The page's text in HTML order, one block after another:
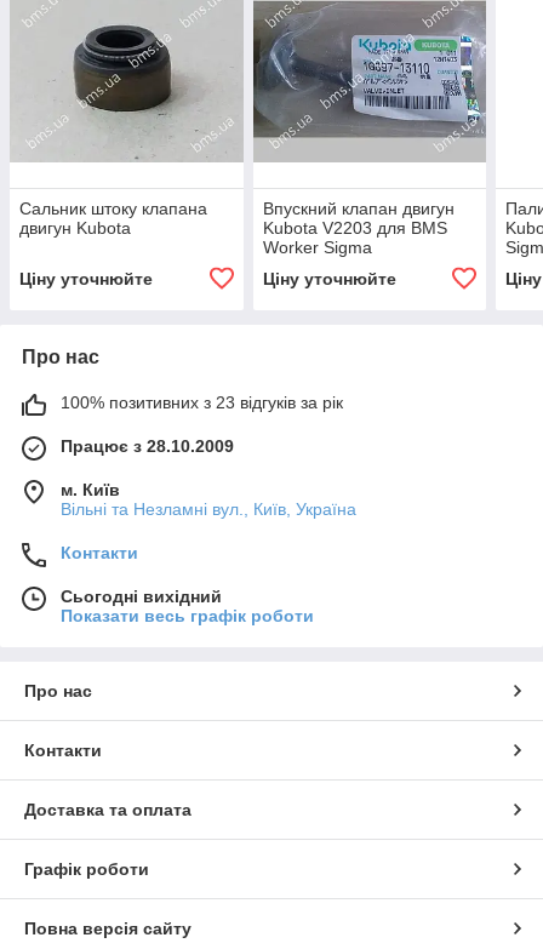
Сальник штоку клапана
двигун Kubota
Ціну уточнюйте
Впускний клапан двигун
Kubota V2203 для BMS
Worker Sigma
Ціну уточнюйте
Про нас
100% позитивних з 23 відгуків за рік
Працює з 28.10.2009
м. Київ
Вільні та Незламні вул., Київ, Україна
Контакти
Сьогодні вихідний
Показати весь графік роботи
Про нас
Контакти
Доставка та оплата
Графік роботи
Повна версія сайту